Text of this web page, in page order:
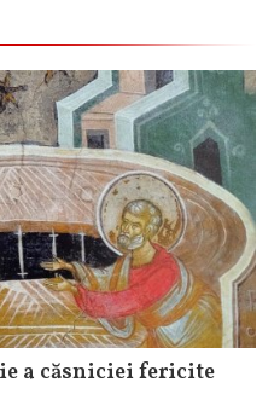
a căsniciei fericite